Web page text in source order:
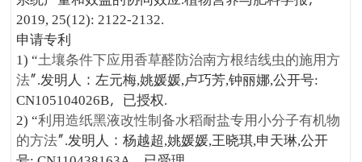
2019, 25(12): 2122-2132.
申请专利
1) “土壤条件下应用香草醛防治南方根结线虫的施用方
法”.发明人：左元梅,姚媛媛,卢巧芳,钟丽娜,公开号:
CN105104026B，已授权.
2) “利用造纸黑液改性制备水稻耐盐专用小分子有机物
的方法”.发明人：杨越超,姚媛媛,王晓琪,申天琳,公开